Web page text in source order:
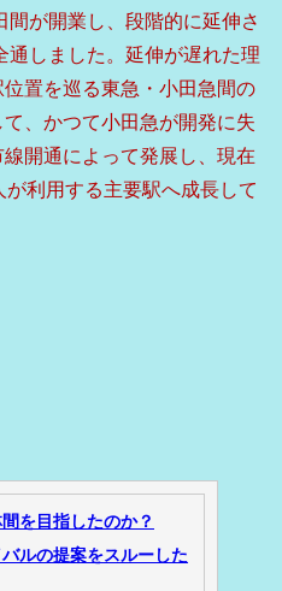
が開業し、段階的に延伸さ
通しました。延伸が遅れた理
置を巡る東急・小田急間の
、かつて小田急が開発に失
開通によって発展し、現在
利用する主要駅へ成長して
を目指したのか？
ルの提案をスルーした